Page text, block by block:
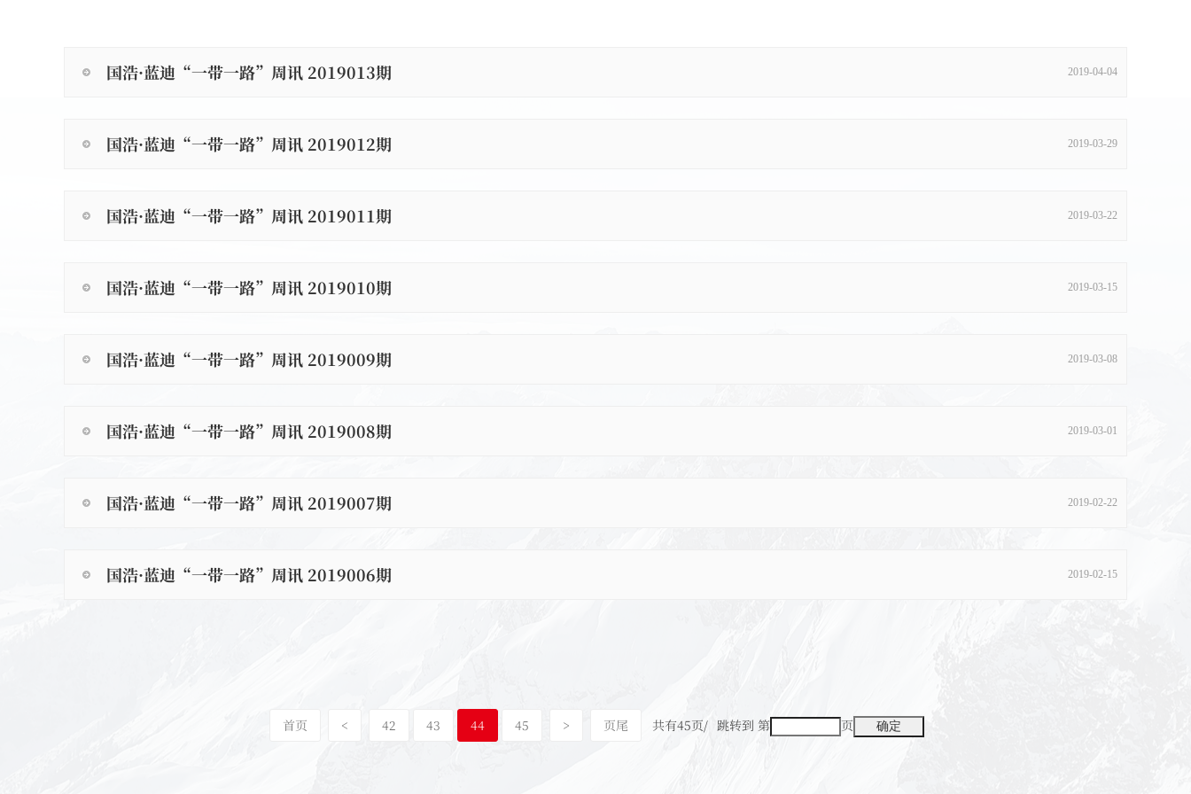
国浩·蓝迪“一带一路”周讯 2019013期 2019-04-04
国浩·蓝迪“一带一路”周讯 2019012期 2019-03-29
国浩·蓝迪“一带一路”周讯 2019011期 2019-03-22
国浩·蓝迪“一带一路”周讯 2019010期 2019-03-15
国浩·蓝迪“一带一路”周讯 2019009期 2019-03-08
国浩·蓝迪“一带一路”周讯 2019008期 2019-03-01
国浩·蓝迪“一带一路”周讯 2019007期 2019-02-22
国浩·蓝迪“一带一路”周讯 2019006期 2019-02-15
首页 < 42 43 44 45 > 页尾 共有45页/ 跳转到 第 页